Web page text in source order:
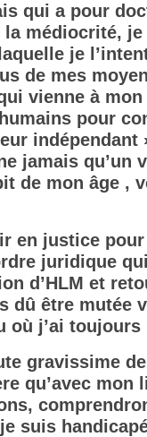
qui a pour
la médiocrité,
je
de mes
vienne à
pour
indépendant
jamais
de mon âge ,
en justice
juridique
d’HLM et
dû être mutée
où j’ai
gravissime
qu’avec mon
suis